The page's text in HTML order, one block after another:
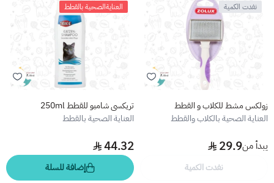
نفدت الكمية
زولكس مشط للكلاب و القطط
العناية الصحية بالكلاب والقطط
يبدأ من29.9
نفدت الكمية
العنايةالصحية بالقطط
تريكسي شامبو للقطط 250ml
العناية الصحية بالقطط
44.32
إضافة للسلة